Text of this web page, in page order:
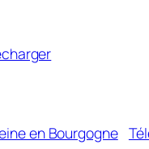
en Bourgogne